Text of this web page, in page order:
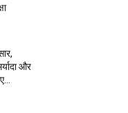
और